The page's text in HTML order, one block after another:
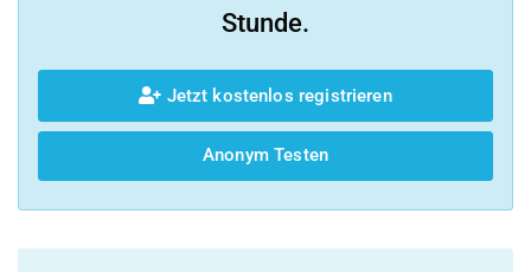
Stunde.
Jetzt kostenlos registrieren
Anonym Testen